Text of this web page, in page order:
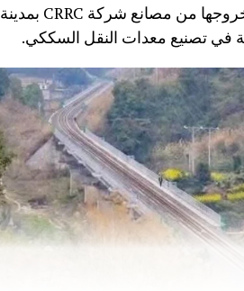
(ONCF) دفعة جديدة من القاطرات من سلسلة DO-70X، بعد خروجها من مصانع شركة CRRC بمدينة